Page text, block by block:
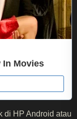
di HP Android atau